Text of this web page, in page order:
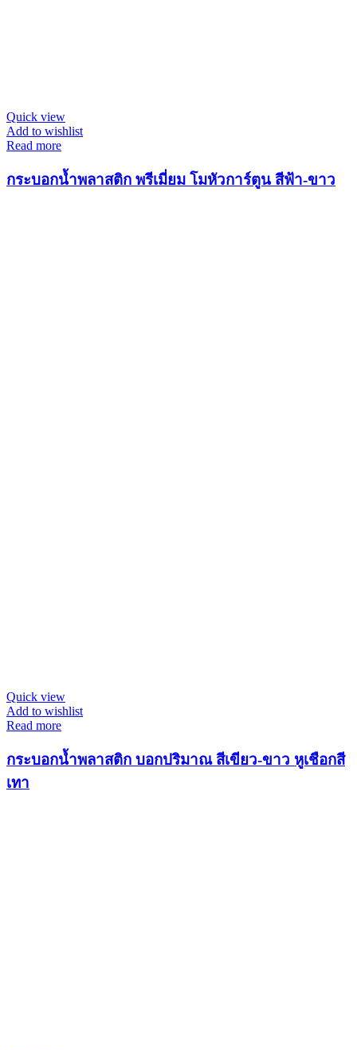
Quick view
Add to wishlist
Read more
กระบอกน้ำพลาสติก พรีเมี่ยม โมหัวการ์ตูน สีฟ้า-ขาว
Quick view
Add to wishlist
Read more
กระบอกน้ำพลาสติก บอกปริมาณ สีเขียว-ขาว หูเชือกสี
เทา